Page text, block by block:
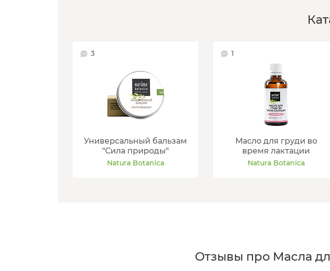
3
Универсальный бальзам
"Сила природы"
Natura Botanica
1
Масло для груди во
время лактации
Natura Botanica
Отзывы про Масла